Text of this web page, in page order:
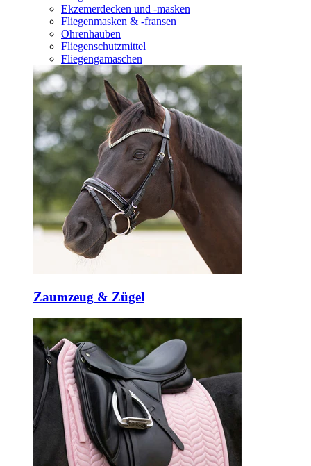
Ekzemerdecken und -masken
Fliegenmasken & -fransen
Ohrenhauben
Fliegenschutzmittel
Fliegengamaschen
Zaumzeug & Zügel